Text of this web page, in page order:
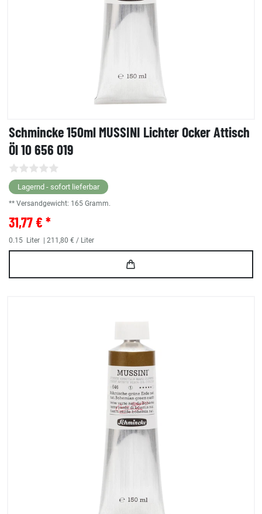
Schmincke 150ml MUSSINI Lichter Ocker Attisch
Öl 10 656 019
Lagernd - sofort lieferbar
** Versandgewicht: 165 Gramm.
31,77 € *
0.15 Liter | 211,80 € / Liter